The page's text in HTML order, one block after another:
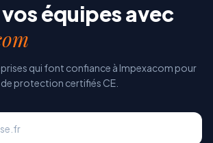
équipes avec
qui font confiance à Impexacom pour
protection certifiés CE.